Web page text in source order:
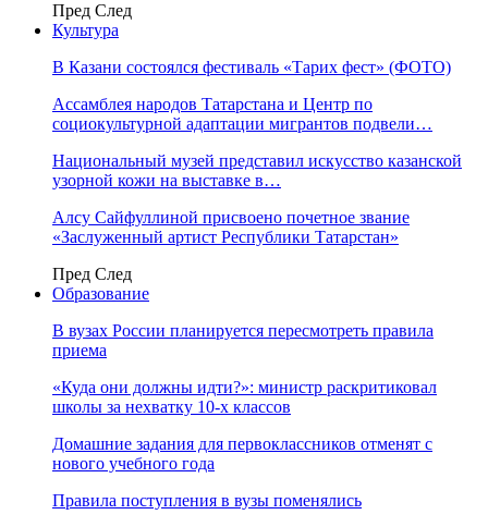
Пред След
Культура
В Казани состоялся фестиваль «Тарих фест» (ФОТО)
Ассамблея народов Татарстана и Центр по
социокультурной адаптации мигрантов подвели…
Национальный музей представил искусство казанской
узорной кожи на выставке в…
Алсу Сайфуллиной присвоено почетное звание
«Заслуженный артист Республики Татарстан»
Пред След
Образование
В вузах России планируется пересмотреть правила
приема
«Куда они должны идти?»: министр раскритиковал
школы за нехватку 10-х классов
Домашние задания для первоклассников отменят с
нового учебного года
Правила поступления в вузы поменялись